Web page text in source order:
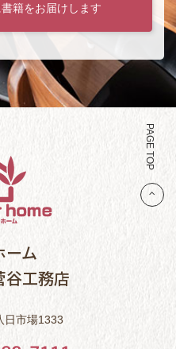
籍をお届けします
PAGE TOP
ーム
谷工務店
日市場1333